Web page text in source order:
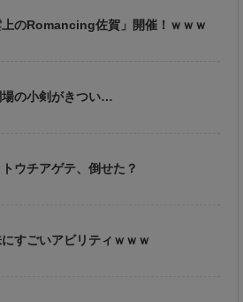
上のRomancing佐賀」開催！ｗｗｗ
場の小剣がきつい…
トウチアゲテ、倒せた？
にすごいアビリティｗｗｗ